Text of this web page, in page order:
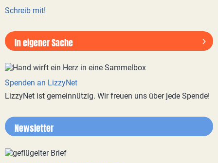
Schreib mit!
In eigener Sache
Spenden an LizzyNet
LizzyNet ist gemeinnützig. Wir freuen uns über jede Spende!
Newsletter